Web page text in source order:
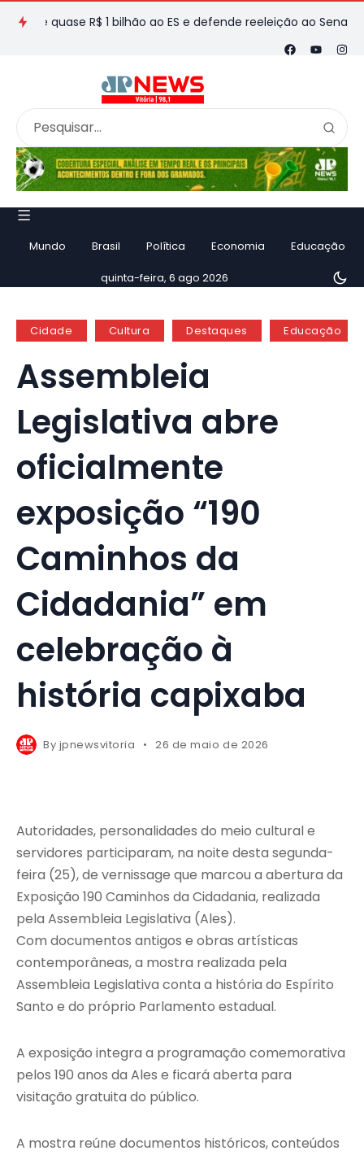
R$ 1 bilhão ao ES e defende reeleição ao Senado em
Mundo Brasil Política Economia Educação
quinta-feira, 6 ago 2026
Cidade Cultura Destaques Educação
Assembleia
Legislativa abre
oficialmente
exposição “190
Caminhos da
Cidadania” em
celebração à
história capixaba
By jpnewsvitoria 26 de maio de 2026
Autoridades, personalidades do meio cultural e
servidores participaram, na noite desta segunda-
feira (25), de vernissage que marcou a abertura da
Exposição 190 Caminhos da Cidadania, realizada
pela Assembleia Legislativa (Ales).
Com documentos antigos e obras artísticas
contemporâneas, a mostra realizada pela
Assembleia Legislativa conta a história do Espírito
Santo e do próprio Parlamento estadual.
A exposição integra a programação comemorativa
pelos 190 anos da Ales e ficará aberta para
visitação gratuita do público.
A mostra reúne documentos históricos, conteúdos